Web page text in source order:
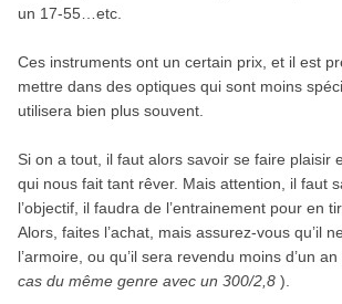
un 17-55…etc.
Ces instruments ont un certain prix, et il est
mettre dans des optiques qui sont moins
utilisera bien plus souvent.
Si on a tout, il faut alors savoir se faire plaisir
qui nous fait tant rêver. Mais attention, il faut
l’objectif, il faudra de l’entrainement pour en
Alors, faites l’achat, mais assurez-vous qu’il
l’armoire, ou qu’il sera revendu moins d’un
cas du même genre avec un 300/2,8 ).